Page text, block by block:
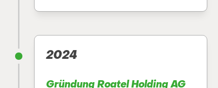
2024
Gründung Roatel Holding AG